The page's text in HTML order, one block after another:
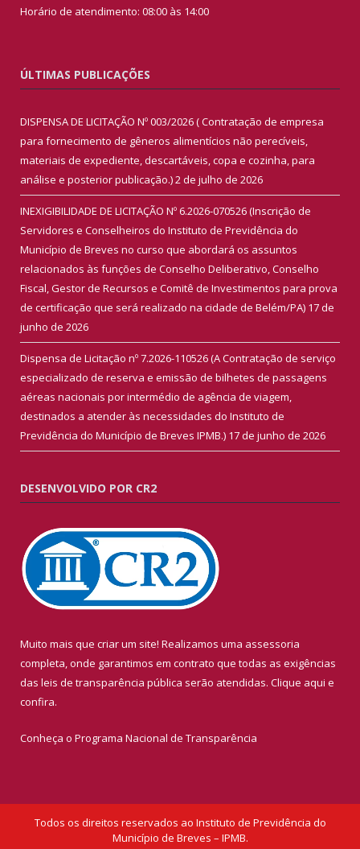
Horário de atendimento: 08:00 às 14:00
ÚLTIMAS PUBLICAÇÕES
DISPENSA DE LICITAÇÃO Nº 003/2026 ( Contratação de empresa
para fornecimento de gêneros alimentícios não perecíveis,
materiais de expediente, descartáveis, copa e cozinha, para
análise e posterior publicação.)2 de julho de 2026
INEXIGIBILIDADE DE LICITAÇÃO Nº 6.2026-070526 (Inscrição de
Servidores e Conselheiros do Instituto de Previdência do
Município de Breves no curso que abordará os assuntos
relacionados às funções de Conselho Deliberativo, Conselho
Fiscal, Gestor de Recursos e Comitê de Investimentos para prova
de certificação que será realizado na cidade de Belém/PA) 17 de
junho de 2026
Dispensa de Licitação nº 7.2026-110526 (A Contratação de serviço
especializado de reserva e emissão de bilhetes de passagens
aéreas nacionais por intermédio de agência de viagem,
destinados a atender às necessidades do Instituto de
Previdência do Município de Breves IPMB.) 17 de junho de 2026
DESENVOLVIDO POR CR2
Muito mais que criar um site! Realizamos uma assessoria
completa, onde garantimos em contrato que todas as exigências
das leis de transparência pública serão atendidas. Clique aqui e
confira.
Conheça o Programa Nacional de Transparência
Todos os direitos reservados ao Instituto de Previdência do
Município de Breves – IPMB.